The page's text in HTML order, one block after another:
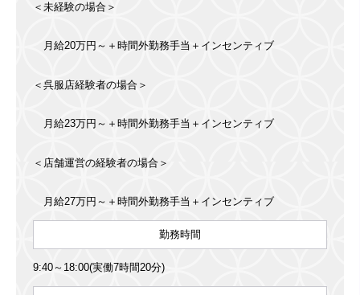
＜未経験の場合＞
月給20万円～＋時間外勤務手当＋インセンティブ
＜呉服店経験者の場合＞
月給23万円～＋時間外勤務手当＋インセンティブ
＜店舗運営の経験者の場合＞
月給27万円～＋時間外勤務手当＋インセンティブ
勤務時間
9:40～18:00(実働7時間20分)